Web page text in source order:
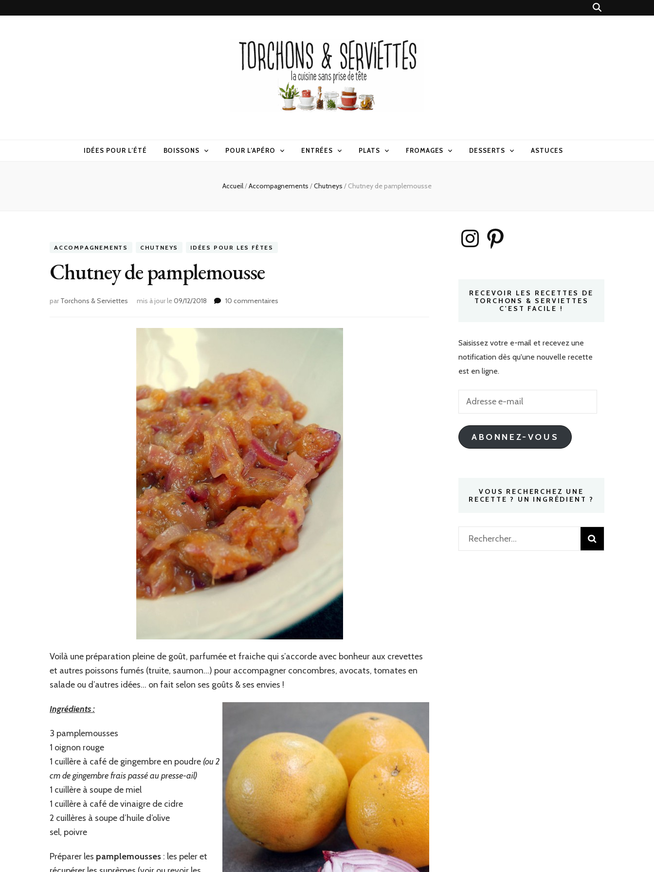
IDÉES POUR L’ÉTÉ BOISSONS POUR L’APÉRO ENTRÉES PLATS FROMAGES DESSERTS ASTUCES
Accueil/Accompagnements /Chutneys / Chutney de pamplemousse
ACCOMPAGNEMENTS CHUTNEYS IDÉES POUR LES FÊTES
Chutney de pamplemousse
par Torchons & Serviettes mis à jour le09/12/2018 10 commentaires
pamplemousse
Voilà une préparation pleine de goût, parfumée et fraiche qui s’accorde avec bonheur aux crevettes
et autres poissons fumés (truite, saumon…) pour accompagner concombres, avocats, tomates en
salade ou d’autres idées… on fait selon ses goûts & ses envies !
Ingrédients :
3 pamplemousses
1 oignon rouge
1 cuillère à café de gingembre en poudre (ou 2
cm de gingembre frais passé au presse-ail)
1 cuillère à soupe de miel
1 cuillère à café de vinaigre de cidre
2 cuillères à soupe d’huile d’olive
sel, poivre
Préparer les pamplemousses : les peler et
InstagramPinterest
RECEVOIR LES RECETTES DE
TORCHONS & SERVIETTES
C'EST FACILE !
Saisissez votre e-mail et recevez une
notification dès qu'une nouvelle recette
est en ligne.
Adresse
mail
ABONNEZ-VOUS
VOUS RECHERCHEZ UNE
RECETTE ? UN INGRÉDIENT ?
Rechercher :